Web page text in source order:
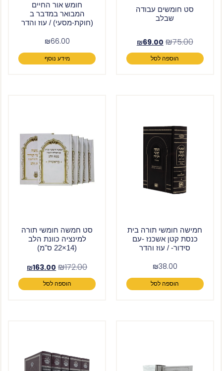
סט חומשים עבודה
שבלב
₪75.00
₪69.00
הוספה לסל
חומש אור החיים
המבואר במדבר ב
(חוקת-מסעי) / עוז והדר
₪66.00
מידע נוסף
חמישה חומשי תורה בית
כנסת קטן אשכנז -עם
סידור- / עוז והדר
₪38.00
הוספה לסל
סט חמשה חומשי תורה
למינציה כוונת הלב
(14×22 ס"מ)
₪172.00
₪163.00
הוספה לסל